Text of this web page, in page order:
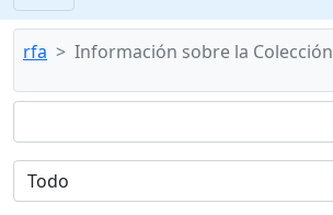
rfa Información sobre la Colección